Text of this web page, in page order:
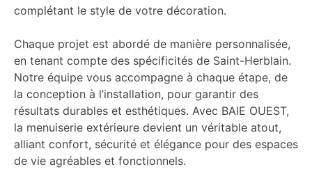
complétant le style de votre décoration.
Chaque projet est abordé de manière personnalisée,
en tenant compte des spécificités de Saint-Herblain.
Notre équipe vous accompagne à chaque étape, de
la conception à l’installation, pour garantir des
résultats durables et esthétiques. Avec BAIE OUEST,
la menuiserie extérieure devient un véritable atout,
alliant confort, sécurité et élégance pour des espaces
de vie agréables et fonctionnels.